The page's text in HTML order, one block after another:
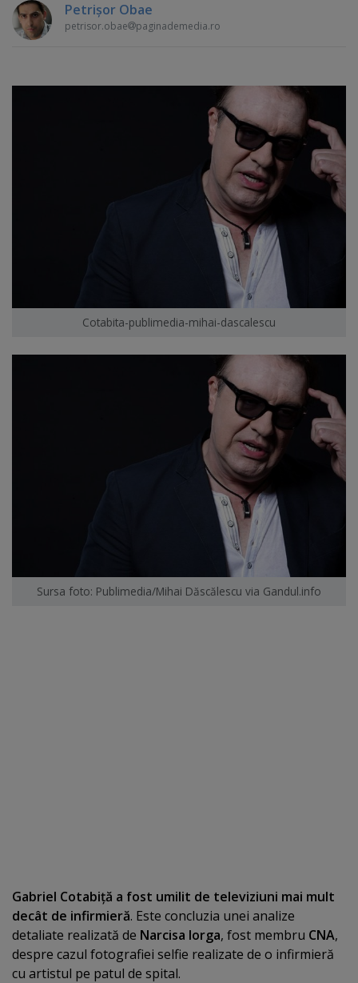
Petrişor Obae
petrisor.obae paginademedia.ro
Cotabita-publimedia-mihai-dascalescu
Sursa foto: Publimedia/Mihai Dăscălescu via Gandul.info
Gabriel Cotabiţă a fost umilit de televiziuni mai mult
decât de infirmieră. Este concluzia unei analize
detaliate realizată de Narcisa Iorga, fost membru CNA,
despre cazul fotografiei selfie realizate de o infirmieră
cu artistul pe patul de spital.